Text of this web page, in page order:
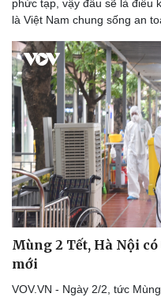
Doanh nghiệp
Thông tin doanh nghiệp
Doanh nghiệp 24h
Doanh nhân
Vì cộng đồng
phức tạp, vậy đâu sẽ là điều
là Việt Nam chung sống an
Mùng 2 Tết, Hà Nội có
mới
VOV.VN - Ngày 2/2, tức